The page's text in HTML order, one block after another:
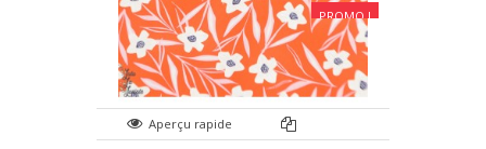
PROMO !
Aperçu rapide